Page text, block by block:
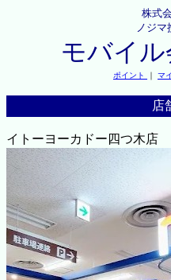
株式
ノジマ
モバイル
ポイント ｜ マ
店
イトーヨーカドー四つ木店